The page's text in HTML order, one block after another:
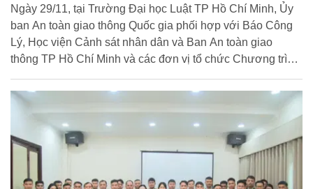
Ngày 29/11, tại Trường Đại học Luật TP Hồ Chí Minh, Ủy
ban An toàn giao thông Quốc gia phối hợp với Báo Công
Lý, Học viện Cảnh sát nhân dân và Ban An toàn giao
thông TP Hồ Chí Minh và các đơn vị tổ chức Chương trình
“Kỹ năng tham gia giao thông an toàn”, và Lễ tổng kết, trao
giải các cuộc thi trực tuyến “Tìm hiểu pháp luật về trật tự an
toàn giao thông”.